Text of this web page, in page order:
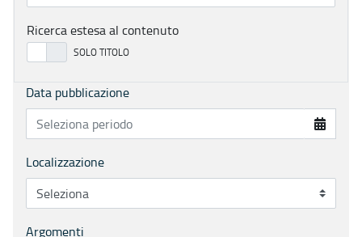
Ricerca estesa al contenuto
Data pubblicazione
Localizzazione
Argomenti